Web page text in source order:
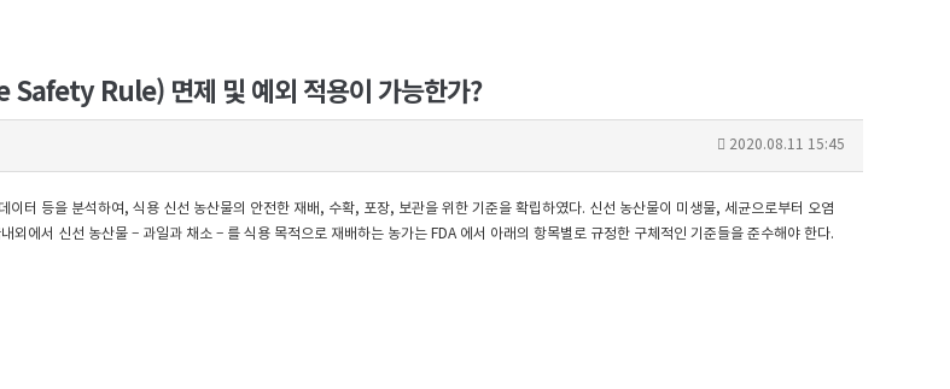
Safety Rule) 면제 및 예외 적용이 가능한가?
2020.08.11 15:45
터 등을 분석하여, 식용 신선 농산물의 안전한 재배, 수확, 포장, 보관을 위한 기준을 확립하였다. 신선 농산물이 미생물, 세균으로부터 오염
에서 신선 농산물 – 과일과 채소 – 를 식용 목적으로 재배하는 농가는 FDA 에서 아래의 항목별로 규정한 구체적인 기준들을 준수해야 한다.